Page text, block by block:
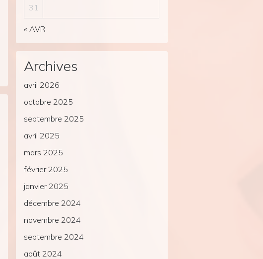
31
« AVR
Archives
avril 2026
octobre 2025
septembre 2025
avril 2025
mars 2025
février 2025
janvier 2025
décembre 2024
novembre 2024
septembre 2024
août 2024